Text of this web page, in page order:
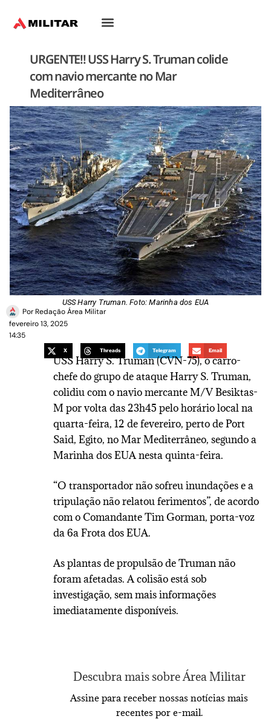
URGENTE!! USS Harry S. Truman colide
com navio mercante no Mar
Mediterrâneo
USS Harry Truman. Foto: Marinha dos EUA
PorRedação Área Militar
fevereiro 13, 2025
14:35
X Threads Telegram Email
USS Harry S. Truman (CVN-75), o carro-
chefe do grupo de ataque Harry S. Truman,
colidiu com o navio mercante M/V Besiktas-
M por volta das 23h45 pelo horário local na
quarta-feira, 12 de fevereiro, perto de Port
Said, Egito, no Mar Mediterrâneo, segundo a
Marinha dos EUA nesta quinta-feira.
“O transportador não sofreu inundações e a
tripulação não relatou ferimentos”, de acordo
com o Comandante Tim Gorman, porta-voz
da 6a Frota dos EUA.
As plantas de propulsão de Truman não
foram afetadas. A colisão está sob
investigação, sem mais informações
imediatamente disponíveis.
Descubra mais sobre Área Militar
Assine para receber nossas notícias mais
recentes por e-mail.